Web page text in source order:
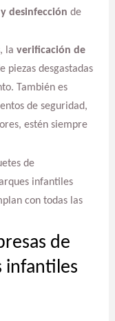
desinfección de
la verificación de
piezas desgastadas
También es
de seguridad,
estén siempre
de
infantiles
con todas las
de
infantiles